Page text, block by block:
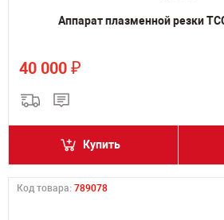
Аппарат плазменной резки
40 000 ₽
Купить
Код товара: 789078